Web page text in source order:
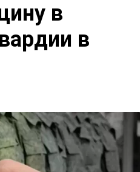
в
в